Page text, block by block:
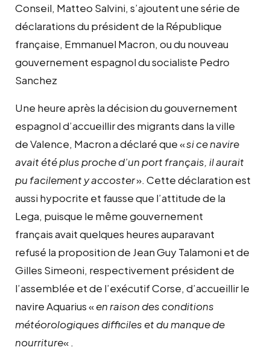
Conseil, Matteo Salvini, s’ajoutent une série de
déclarations du président de la République
française, Emmanuel Macron, ou du nouveau
gouvernement espagnol du socialiste Pedro
Sanchez
Une heure après la décision du gouvernement
espagnol d’accueillir des migrants dans la ville
de Valence, Macron a déclaré que «si ce navire
avait été plus proche d’un port français, il aurait
pu facilement y accoster». Cette déclaration est
aussi hypocrite et fausse que l’attitude de la
Lega, puisque le même gouvernement
français avait quelques heures auparavant
refusé la proposition de Jean Guy Talamoni et de
Gilles Simeoni, respectivement président de
l’assemblée et de l’exécutif Corse, d’accueillir le
navire Aquarius «en raison des conditions
météorologiques difficiles et du manque de
nourriture« .